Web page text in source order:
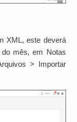
XML, este deverá
mês, em Notas
> Importar